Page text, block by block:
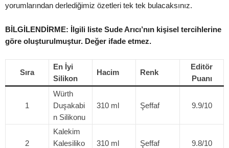
yorumlarından derlediğimiz özetleri tek tek bulacaksınız.
BİLGİLENDİRME: İlgili liste Sude Arıcı’nın kişisel tercihlerine
göre oluşturulmuştur. Değer ifade etmez.
Sıra
En İyi
Silikon
Hacim Renk
Editör
Puanı
1
Würth
Duşakabi
n Silikonu
310 ml Şeffaf 9.9/10
2
Kalekim
Kalesiliko
310 ml Şeffaf 9.8/10